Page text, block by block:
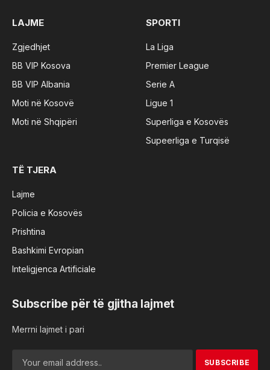
LAJME
Zgjedhjet
BB VIP Kosova
BB VIP Albania
Moti në Kosovë
Moti në Shqipëri
SPORTI
La Liga
Premier League
Serie A
Ligue 1
Superliga e Kosovës
Supeerliga e Turqisë
TË TJERA
Lajme
Policia e Kosovës
Prishtina
Bashkimi Evropian
Inteligjenca Artificiale
Subscribe për të gjitha lajmet
Merrni lajmet i pari